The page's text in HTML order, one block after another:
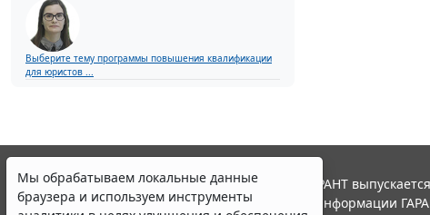
Выберите тему программы повышения квалификации
для юристов ...
Мы обрабатываем локальные данные
браузера и используем инструменты
© ООО "НПП "ГАРАНТ-СЕРВИС", 2026. Система ГАРАНТ
участниками Российской ассоциации правовой информации